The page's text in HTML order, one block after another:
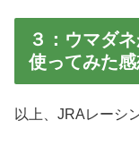
３：ウマダ
使ってみた
以上、JRAレーシ